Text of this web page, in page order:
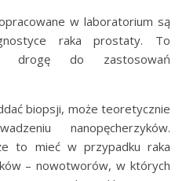
w laboratorium są
raka prostaty. To
drogę do zastosowań
biopsji, może teoretycznie
nanopęcherzyków.
to mieć w przypadku raka
– nowotworów, w których